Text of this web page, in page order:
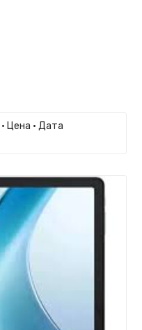
· Цена ·Дата